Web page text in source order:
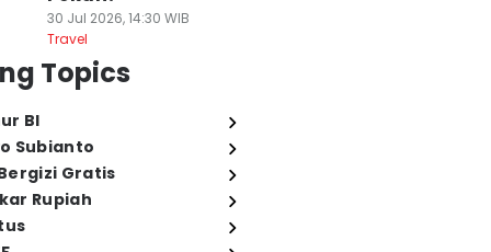
30 Jul 2026, 14:30 WIB
Travel
Topics
BI
Subianto
Gratis
Rupiah